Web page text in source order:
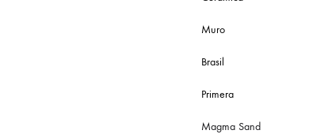
Muro
Brasil
Primera
Magma Sand